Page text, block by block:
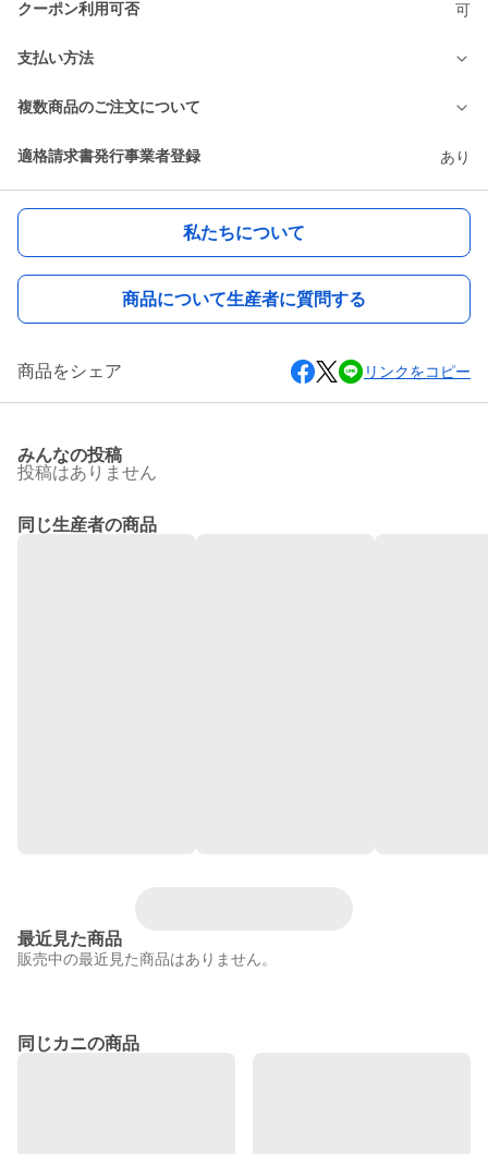
クーポン利用可否 可
支払い方法
複数商品のご注文について
適格請求書発行事業者登録 あり
私たちについて
商品について生産者に質問する
商品をシェア リンクをコピー
みんなの投稿
投稿はありません
同じ生産者の商品
最近見た商品
販売中の最近見た商品はありません。
同じカニの商品